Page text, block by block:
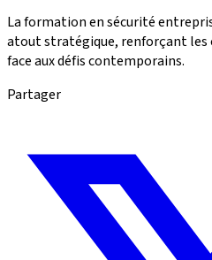
La formation en sécurité
atout stratégique, renforçant
face aux défis contemporains.
Partager